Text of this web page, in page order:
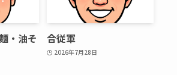
・油そ
合従軍
2026年7月28日